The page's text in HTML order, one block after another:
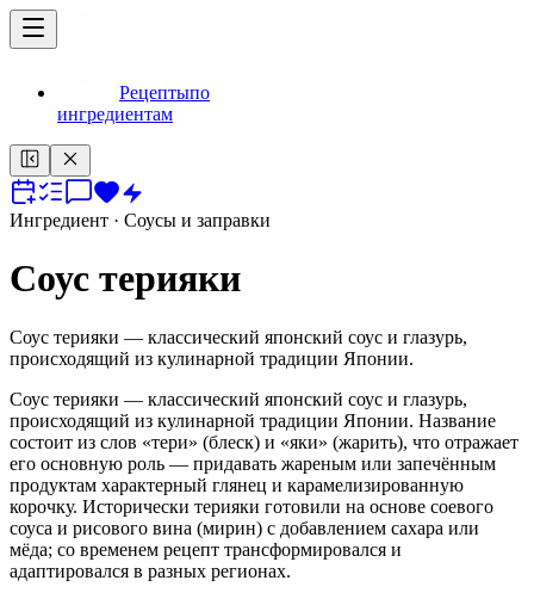
Рецептыпо
ингредиентам
Ингредиент · Соусы и заправки
Соус терияки
Соус терияки — классический японский соус и глазурь,
происходящий из кулинарной традиции Японии.
Соус терияки — классический японский соус и глазурь,
происходящий из кулинарной традиции Японии. Название
состоит из слов «тери» (блеск) и «яки» (жарить), что отражает
его основную роль — придавать жареным или запечённым
продуктам характерный глянец и карамелизированную
корочку. Исторически терияки готовили на основе соевого
соуса и рисового вина (мирин) с добавлением сахара или
мёда; со временем рецепт трансформировался и
адаптировался в разных регионах.